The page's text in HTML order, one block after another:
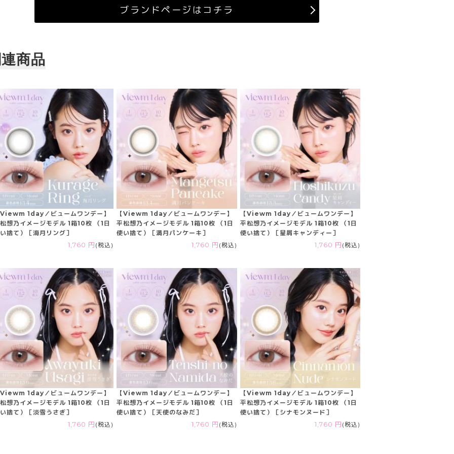
ブランドページはコチラ
商品
1day／ビュームワンデー】
想乃イメージモデル 1箱10枚 （1日
捨て）［海月リング］
1,760 円 (税込)
【Viewm 1day／ビュームワンデー】
平松想乃イメージモデル 1箱10枚 （1日
使い捨て）［満月パンケーキ］
1,760 円 (税込)
【Viewm 1day／ビュームワンデー】
平松想乃イメージモデル 1箱10枚 （1日
使い捨て）［星屑キャンディー］
1,760 円 (税込)
1day／ビュームワンデー】
想乃イメージモデル 1箱10枚 （1日
捨て）［淡雪うさぎ］
1,760 円 (税込)
【Viewm 1day／ビュームワンデー】
平松想乃イメージモデル 1箱10枚 （1日
使い捨て）［天使のなみだ］
1,760 円 (税込)
【Viewm 1day／ビュームワンデー】
平松想乃イメージモデル 1箱10枚 （1日
使い捨て）［シナモンヌード］
1,760 円 (税込)